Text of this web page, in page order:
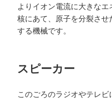
よりイオン電流に大きな
核にあて、原子を分裂さ
する機械です。
スピーカー
このごろのラジオやテレ